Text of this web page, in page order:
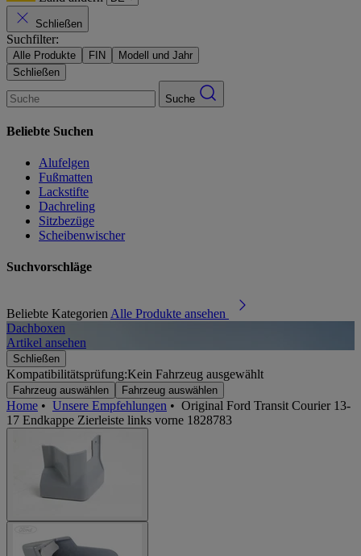
Schließen
Suchfilter:
Alle Produkte FIN
Modell und Jahr
Schließen
Suche
Beliebte Suchen
Alufelgen
Fußmatten
Lackstifte
Dachreling
Sitzbezüge
Scheibenwischer
Suchvorschläge
Beliebte Kategorien Alle Produkte ansehen
Dachboxen
Artikel ansehen
Schließen
Kompatibilitätsprüfung:Kein Fahrzeug ausgewählt
Fahrzeug auswählen Fahrzeug auswählen
Home • Unsere Empfehlungen • Original Ford Transit Courier 13-
17 Endkappe Zierleiste links vorne 1828783